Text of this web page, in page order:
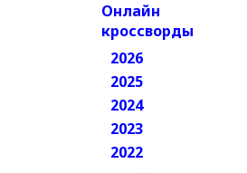
Онлайн
кроссворды
2026
2025
2024
2023
2022